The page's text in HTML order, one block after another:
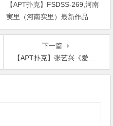
【APT扑克】FSDSS-269,河南
実里（河南实里）最新作品
2021-08-26发布！
下一篇
【APT扑克】张艺兴《爱莲说》败给《空空》，粉丝：可以勉强接受